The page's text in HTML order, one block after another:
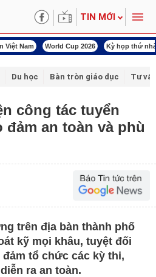
TIN MỚI
Việt Nam World Cup 2026 Kỳ họp thứ
Du học Bàn tròn giáo dục Tư
công tác tuyển
đảm an toàn và phù
trên địa bàn thành phố
kỹ mọi khâu, tuyệt đối
đảm tổ chức các kỳ thi,
ra an toàn.